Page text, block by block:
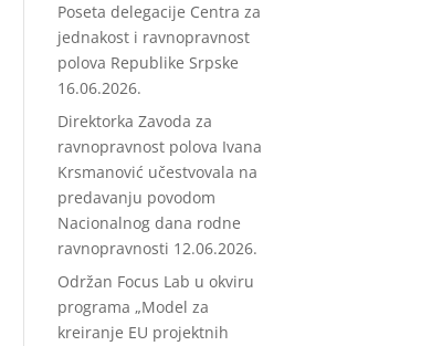
Poseta delegacije Centra za
jednakost i ravnopravnost
polova Republike Srpske
16.06.2026.
Direktorka Zavoda za
ravnopravnost polova Ivana
Krsmanović učestvovala na
predavanju povodom
Nacionalnog dana rodne
ravnopravnosti 12.06.2026.
Održan Focus Lab u okviru
programa „Model za
kreiranje EU projektnih